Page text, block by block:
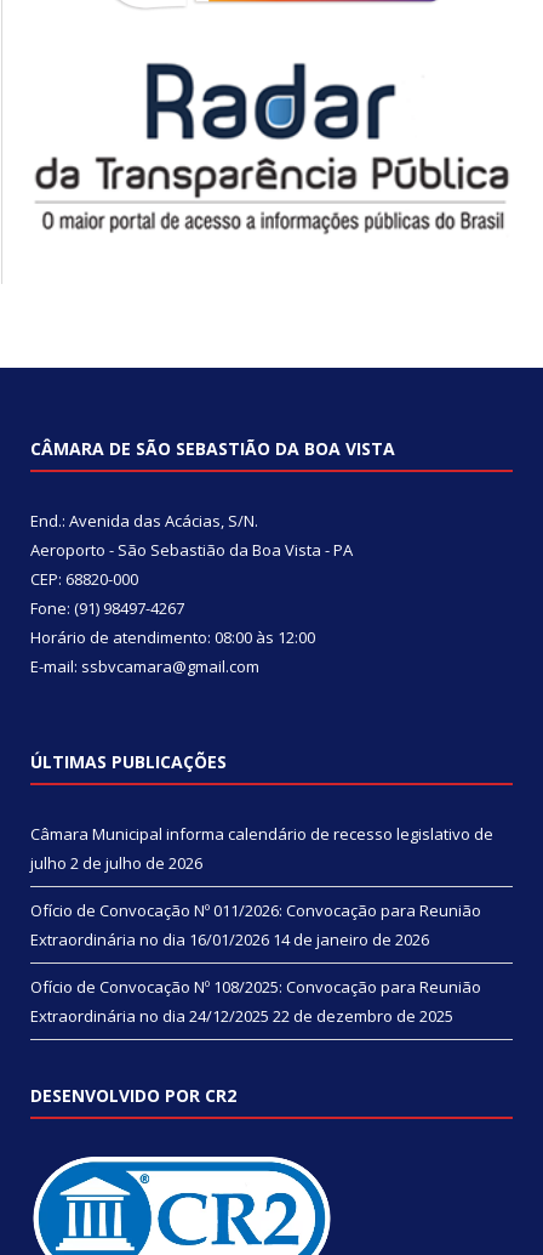
CÂMARA DE SÃO SEBASTIÃO DA BOA VISTA
End.: Avenida das Acácias, S/N.
Aeroporto - São Sebastião da Boa Vista - PA
CEP: 68820-000
Fone: (91) 98497-4267
Horário de atendimento: 08:00 às 12:00
E-mail: ssbvcamara@gmail.com
ÚLTIMAS PUBLICAÇÕES
Câmara Municipal informa calendário de recesso legislativo de
julho 2 de julho de 2026
Ofício de Convocação Nº 011/2026: Convocação para Reunião
Extraordinária no dia 16/01/2026 14 de janeiro de 2026
Ofício de Convocação Nº 108/2025: Convocação para Reunião
Extraordinária no dia 24/12/2025 22 de dezembro de 2025
DESENVOLVIDO POR CR2